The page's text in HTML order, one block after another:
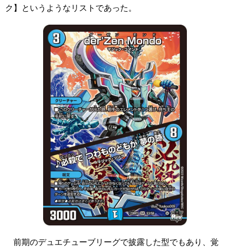
ク】というようなリストであった。
前期のデュエチューブリーグで披露した型でもあり、覚